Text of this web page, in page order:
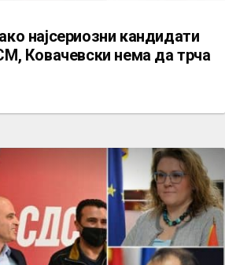
најсериозни кандидати
Ковачевски нема да трча